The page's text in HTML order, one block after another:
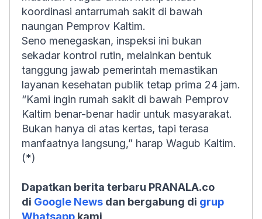
koordinasi antarrumah sakit di bawah
naungan Pemprov Kaltim.
Seno menegaskan, inspeksi ini bukan
sekadar kontrol rutin, melainkan bentuk
tanggung jawab pemerintah memastikan
layanan kesehatan publik tetap prima 24 jam.
“Kami ingin rumah sakit di bawah Pemprov
Kaltim benar-benar hadir untuk masyarakat.
Bukan hanya di atas kertas, tapi terasa
manfaatnya langsung,” harap Wagub Kaltim.
(*)
Dapatkan berita terbaru PRANALA.co
di Google News dan bergabung di grup
Whatsapp kami